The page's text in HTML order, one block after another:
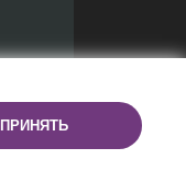
ПРИНЯТЬ